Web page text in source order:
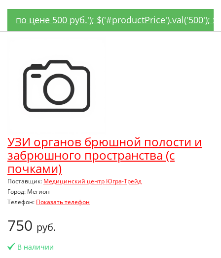
по цене 500 руб.'); $('#productPrice').val('500');
УЗИ органов брюшной полости и
забрюшного пространства (с
почками)
Поставщик: Медицинский центр Югра-Трейд
Город: Мегион
Телефон: Показать телефон
750 руб.
В наличии